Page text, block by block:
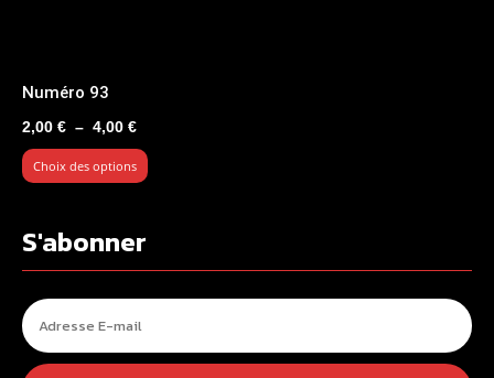
Numéro 93
2,00 € – 4,00 €Plage
de
prix :
4,00 €
Choix des options
S'abonner